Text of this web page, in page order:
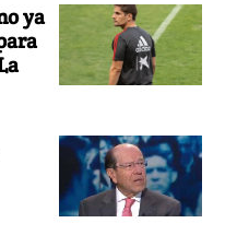
ya